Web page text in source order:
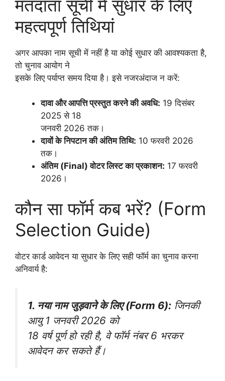
मतदाता सूची में सुधार के लिए
महत्वपूर्ण तिथियां
अगर आपका नाम सूची में नहीं है या कोई सुधार की आवश्यकता है,
तो चुनाव आयोग ने
इसके लिए पर्याप्त समय दिया है। इसे नजरअंदाज न करें:
दावा और आपत्ति प्रस्तुत करने की अवधि: 19 दिसंबर
2025 से 18
जनवरी 2026 तक।
दावों के निपटान की अंतिम तिथि: 10 फरवरी 2026
तक।
अंतिम (Final) वोटर लिस्ट का प्रकाशन: 17 फरवरी
2026।
कौन सा फॉर्म कब भरें? (Form
Selection Guide)
वोटर कार्ड आवेदन या सुधार के लिए सही फॉर्म का चुनाव करना
अनिवार्य है:
1. नया नाम जुड़वाने के लिए (Form 6): जिनकी
आयु 1 जनवरी 2026 को
18 वर्ष पूर्ण हो रही है, वे फॉर्म नंबर 6 भरकर
आवेदन कर सकते हैं।